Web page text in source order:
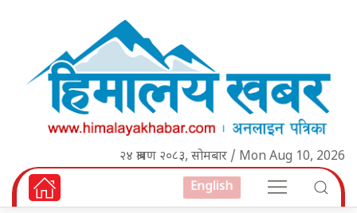
२४ श्रावण २०८३, सोमबार / Mon Aug 10, 2026
English